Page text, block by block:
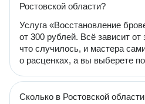
Ростовской области?
Услуга «Восстановление
от 300 рублей. Всё зависит от
что случилось, и мастера
о расценках, а вы выберете
Сколько в Ростовской